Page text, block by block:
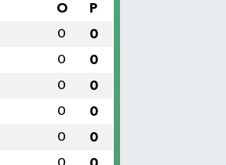
O P
0 0
0 0
0 0
0 0
0 0